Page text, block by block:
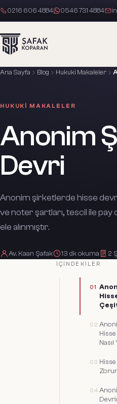
0216 606 4884 0546 731 4884
Ana Sayfa Blog Hukuki Makaleler
HUKUKI MAKALELER
Anonim
Devri
Anonim şirketlerde hisse
ve noter şartları, tescil ile pay
ele alınmıştır.
Av. Kaan Şafak 13 dk okuma 2
İÇINDEKILER
Nasıl